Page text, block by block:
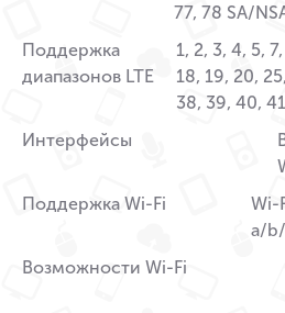
77, 78 SA/
Поддержка
диапазонов LTE
1, 2, 3, 4, 5,
18, 19, 20,
38, 39, 40,
Интерфейсы
Поддержка Wi-Fi
Wi-
a/
Возможности Wi-Fi